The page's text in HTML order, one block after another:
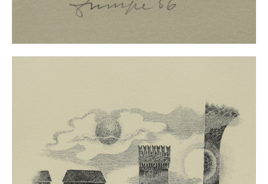
Themenflyer
Themenflyer: Trügerische Idyllen
Themenflyer: Walter Becker
Themenflyer: Richild Holt
Themenflyer: Ernst Geitlinger